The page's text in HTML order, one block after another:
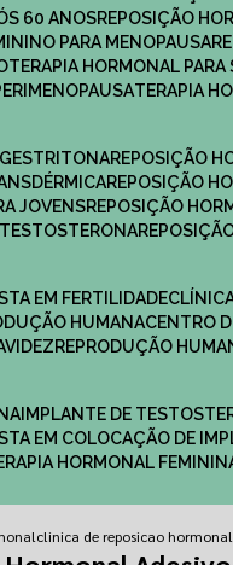
60 ANOS
REPOSIÇÃO
PARA MENOPAUSA
TERAPIA HORMONAL
TERAPIA
GESTRITONA
REPOSIÇÃO
REPOSIÇÃO
JOVENS
REPOSIÇÃO
TESTOSTERONA
EM FERTILIDADE
HUMANA
CENTRO
REPRODUÇÃO
IMPLANTE DE
EM COLOCAÇÃO DE
HORMONAL
clinica de reposicao